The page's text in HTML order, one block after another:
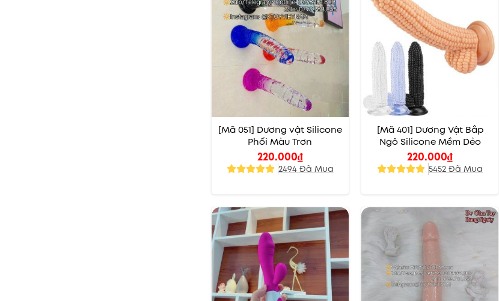
[Mã 051] Dương vật Silicone
Phối Màu Trơn
220.000₫
2494 Đã Mua
[Mã 401] Dương Vật Bắp
Ngô Silicone Mềm Dẻo
220.000₫
5452 Đã Mua